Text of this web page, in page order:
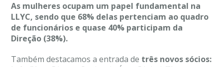
As mulheres ocupam um papel fundamental na
LLYC, sendo que 68% delas pertenciam ao quadro
de funcionários e quase 40% participam da
Direção (38%).
Também destacamos a entrada de três novos sócios: